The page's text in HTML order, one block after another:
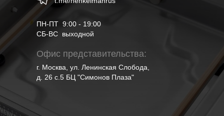
Офис представительства:
г. Москва, ул. Ленинская Слобода,
д. 26 с.5 БЦ "Симонов Плаза"
ПН-ПТ 9:00 - 19:00
СБ-ВС выходной